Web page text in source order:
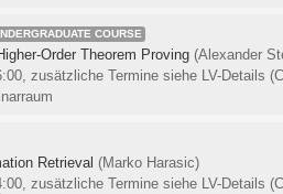
COURSE
Order Theorem Proving (Alexander
zusätzliche Termine siehe LV-Details
Retrieval (Marko Harasic)
zusätzliche Termine siehe LV-Details